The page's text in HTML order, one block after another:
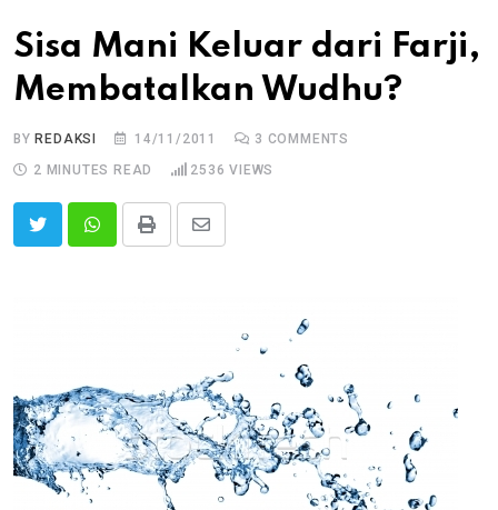
Sisa Mani Keluar dari Farji,
Membatalkan Wudhu?
BYREDAKSI 14/11/2011 3 COMMENTS
2 MINUTES READ
2536 VIEWS
Print
Share